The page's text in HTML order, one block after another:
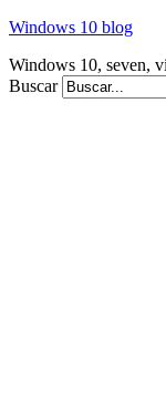
Windows 10 blog
Windows 10, seven,
Buscar